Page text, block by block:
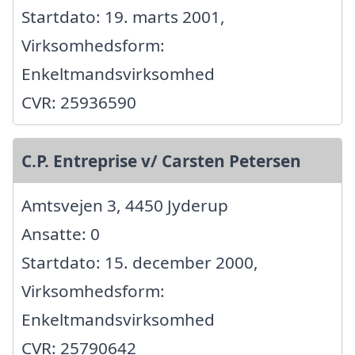
Startdato: 19. marts 2001,
Virksomhedsform:
Enkeltmandsvirksomhed
CVR: 25936590
C.P. Entreprise v/ Carsten Petersen
Amtsvejen 3, 4450 Jyderup
Ansatte: 0
Startdato: 15. december 2000,
Virksomhedsform:
Enkeltmandsvirksomhed
CVR: 25790642